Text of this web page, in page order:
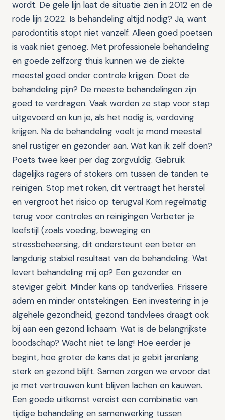
wordt. De gele lijn laat de situatie zien in 2012 en de
rode lijn 2022. Is behandeling altijd nodig? Ja, want
parodontitis stopt niet vanzelf. Alleen goed poetsen
is vaak niet genoeg. Met professionele behandeling
en goede zelfzorg thuis kunnen we de ziekte
meestal goed onder controle krijgen. Doet de
behandeling pijn? De meeste behandelingen zijn
goed te verdragen. Vaak worden ze stap voor stap
uitgevoerd en kun je, als het nodig is, verdoving
krijgen. Na de behandeling voelt je mond meestal
snel rustiger en gezonder aan. Wat kan ik zelf doen?
Poets twee keer per dag zorgvuldig. Gebruik
dagelijks ragers of stokers om tussen de tanden te
reinigen. Stop met roken, dit vertraagt het herstel
en vergroot het risico op terugval Kom regelmatig
terug voor controles en reinigingen Verbeter je
leefstijl (zoals voeding, beweging en
stressbeheersing, dit ondersteunt een beter en
langdurig stabiel resultaat van de behandeling. Wat
levert behandeling mij op? Een gezonder en
steviger gebit. Minder kans op tandverlies. Frissere
adem en minder ontstekingen. Een investering in je
algehele gezondheid, gezond tandvlees draagt ook
bij aan een gezond lichaam. Wat is de belangrijkste
boodschap? Wacht niet te lang! Hoe eerder je
begint, hoe groter de kans dat je gebit jarenlang
sterk en gezond blijft. Samen zorgen we ervoor dat
je met vertrouwen kunt blijven lachen en kauwen.
Een goede uitkomst vereist een combinatie van
tijdige behandeling en samenwerking tussen